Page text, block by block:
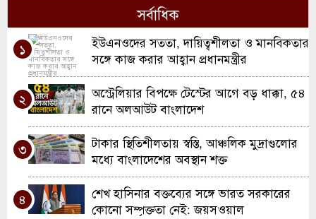
৭ মৌলভীবাজারে ১৩ ডাকাতের যাবজ্জীবন কারাদণ্ড
৮
কুলাউড়ায় ইউএনও পদে রদবদল, দায়িত্বে
আসছেন সানজিদা আক্তার
৯
রবিরবাজার-কর্মধা সড়ক সংস্কারে অনিয়মের
অভিযোগ
১০
শ্রীমঙ্গলে মসজিদে ফজরের নামাজরত অবস্থায়
মুসল্লি খুন
সর্বাধিক
১
ইউএনওদের সততা, দায়িত্বশীলতা ও মানবিকতার
সঙ্গে কাজ করার আহ্বান প্রধানমন্ত্রীর
২
অস্ট্রেলিয়ার বিপক্ষে টেস্টের আগে বড় ধাক্কা, ৫৪
রানে অলআউট বাংলাদেশ
৩
টাকার স্থিতিশীলতায় স্বস্তি, আঞ্চলিক মুদ্রাগুলোর
মধ্যে বাংলাদেশের অবস্থান শক্ত
৪
শেখ হাসিনার বক্তব্যের সঙ্গে ভারত সরকারের
কোনো সম্পৃক্ততা নেই: জয়সওয়াল